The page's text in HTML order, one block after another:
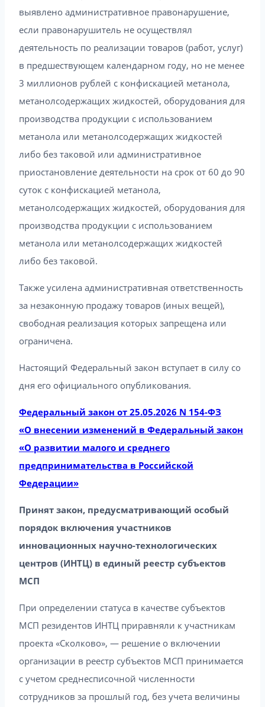
выявлено административное правонарушение,
если правонарушитель не осуществлял
деятельность по реализации товаров (работ, услуг)
в предшествующем календарном году, но не менее
3 миллионов рублей с конфискацией метанола,
метанолсодержащих жидкостей, оборудования для
производства продукции с использованием
метанола или метанолсодержащих жидкостей
либо без таковой или административное
приостановление деятельности на срок от 60 до 90
суток с конфискацией метанола,
метанолсодержащих жидкостей, оборудования для
производства продукции с использованием
метанола или метанолсодержащих жидкостей
либо без таковой.
Также усилена административная ответственность
за незаконную продажу товаров (иных вещей),
свободная реализация которых запрещена или
ограничена.
Настоящий Федеральный закон вступает в силу со
дня его официального опубликования.
Федеральный закон от 25.05.2026 N 154-ФЗ
«О внесении изменений в Федеральный закон
«О развитии малого и среднего
предпринимательства в Российской
Федерации»
Принят закон, предусматривающий особый
порядок включения участников
инновационных научно-технологических
центров (ИНТЦ) в единый реестр субъектов
МСП
При определении статуса в качестве субъектов
МСП резидентов ИНТЦ приравняли к участникам
проекта «Сколково», — решение о включении
организации в реестр субъектов МСП принимается
с учетом среднесписочной численности
сотрудников за прошлый год, без учета величины